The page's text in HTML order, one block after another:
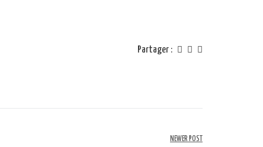
Partager :
NEWER POST